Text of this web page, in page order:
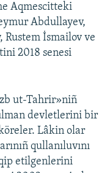
Aqmescitteki
Abdullayev,
Rustem İsmailov ve
2018 senesi
ut-Tahrir»niñ
devletlerini bir
Lâkin olar
qullanıluvını
etilgenlerini